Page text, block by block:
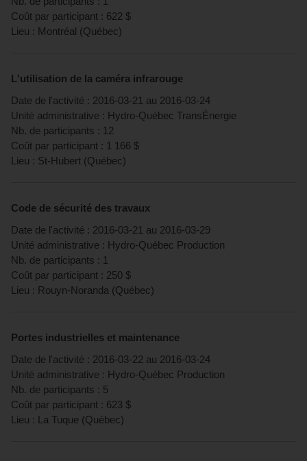
Coût par participant : 622 $
Lieu : Montréal (Québec)
L'utilisation de la caméra infrarouge
Date de l'activité : 2016-03-21 au 2016-03-24
Unité administrative : Hydro-Québec TransÉnergie
Nb. de participants : 12
Coût par participant : 1 166 $
Lieu : St-Hubert (Québec)
Code de sécurité des travaux
Date de l'activité : 2016-03-21 au 2016-03-29
Unité administrative : Hydro-Québec Production
Nb. de participants : 1
Coût par participant : 250 $
Lieu : Rouyn-Noranda (Québec)
Portes industrielles et maintenance
Date de l'activité : 2016-03-22 au 2016-03-24
Unité administrative : Hydro-Québec Production
Nb. de participants : 5
Coût par participant : 623 $
Lieu : La Tuque (Québec)